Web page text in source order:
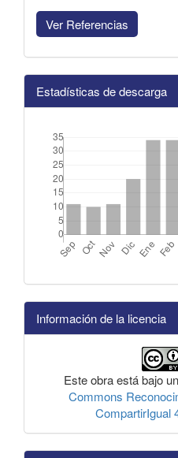
Ver Referencias
Estadísticas de descarga
Información de la licencia
Este obra está bajo
Commons
CompartirIgual